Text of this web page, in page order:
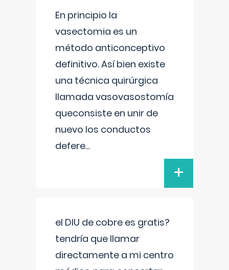
En principio la
vasectomia es un
método anticonceptivo
definitivo. Así bien existe
una técnica quirúrgica
llamada vasovasostomía
queconsiste en unir de
nuevo los conductos
defere...
+
el DIU de cobre es gratis?
tendría que llamar
directamente a mi centro